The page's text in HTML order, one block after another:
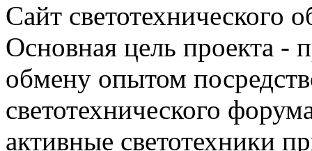
Сайт светотехнического
Основная цель проекта -
обмену опытом
светотехнического
активные светотехники